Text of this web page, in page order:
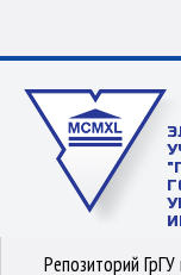
Репозиторий ГрГУ